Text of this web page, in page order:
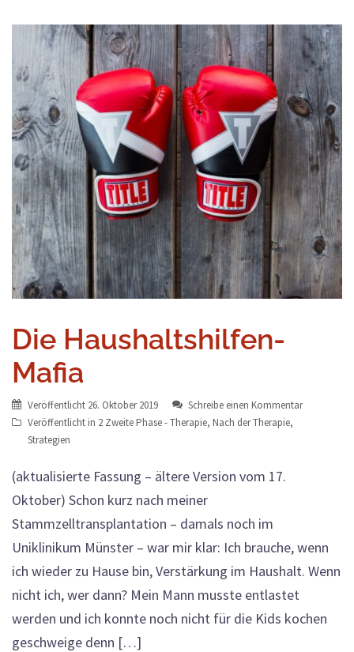
Die Haushaltshilfen-
Mafia
Veröffentlicht 26. Oktober 2019
Schreibe einen Kommentar
Veröffentlicht in 2 Zweite Phase - Therapie, Nach der Therapie,
Strategien
(aktualisierte Fassung – ältere Version vom 17.
Oktober) Schon kurz nach meiner
Stammzelltransplantation – damals noch im
Uniklinikum Münster – war mir klar: Ich brauche, wenn
ich wieder zu Hause bin, Verstärkung im Haushalt. Wenn
nicht ich, wer dann? Mein Mann musste entlastet
werden und ich konnte noch nicht für die Kids kochen
geschweige denn […]